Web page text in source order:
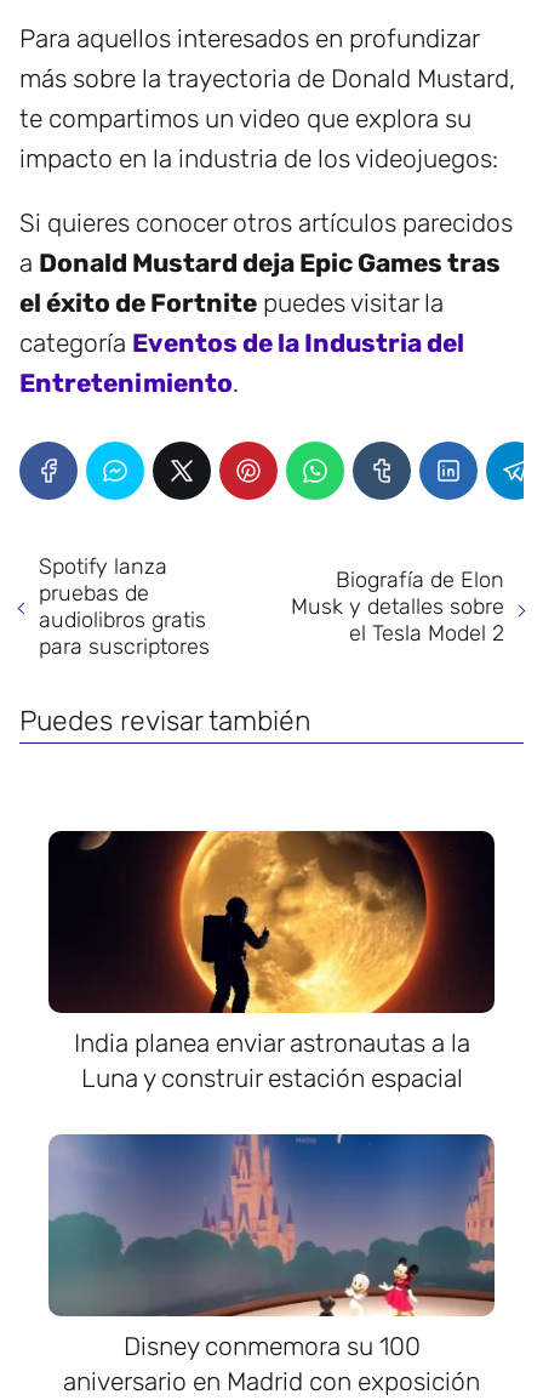
Para aquellos interesados en profundizar
más sobre la trayectoria de Donald Mustard,
te compartimos un video que explora su
impacto en la industria de los videojuegos:
Si quieres conocer otros artículos parecidos
a Donald Mustard deja Epic Games tras
el éxito de Fortnite puedes visitar la
categoría Eventos de la Industria del
Entretenimiento.
Spotify lanza
pruebas de
audiolibros gratis
para suscriptores
Biografía de Elon
Musk y detalles sobre
el Tesla Model 2
Puedes revisar también
India planea enviar astronautas a la
Luna y construir estación espacial
Disney conmemora su 100
aniversario en Madrid con exposición